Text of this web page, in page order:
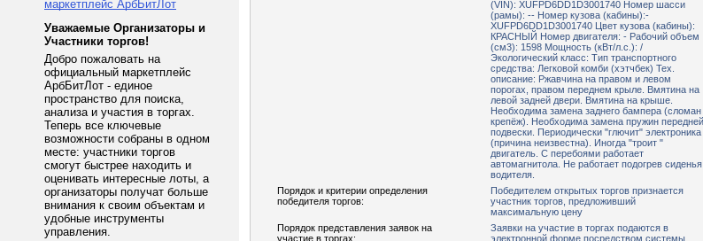
маркетплейс АрбБитЛот
Уважаемые Организаторы и
Участники торгов!
Добро пожаловать на
официальный маркетплейс
АрбБитЛот - единое
пространство для поиска,
анализа и участия в торгах.
Теперь все ключевые
возможности собраны в одном
месте: участники торгов
смогут быстрее находить и
оценивать интересные лоты, а
организаторы получат больше
внимания к своим объектам и
удобные инструменты
управления.
(VIN): ХUFРD6DD1D3001740 Номер шасси
(рамы): -- Номер кузова (кабины):-
ХUFРD6DD1D3001740 Цвет кузова (кабины):
КРАСНЫЙ Номер двигателя: - Рабочий объем
(см3): 1598 Мощность (кВт/л.с.): /
Экологический класс: Тип транспортного
средства: Легковой комби (хэтчбек) Тех.
описание: Ржавчина на правом и левом
порогах, правом переднем крыле. Вмятина на
левой задней двери. Вмятина на крыше.
Необходима замена заднего бампера (сломан
крепёж). Необходима замена пружин передней
подвески. Периодически "глючит" электроника
(причина неизвестна). Иногда "троит "
двигатель. С перебоями работает
автомагнитола. Не работает подогрев сиденья
водителя.
Порядок и критерии определения
победителя торгов:
Победителем открытых торгов признается
участник торгов, предложивший
максимальную цену
Порядок представления заявок на
участие в торгах:
Заявки на участие в торгах подаются в
электронной форме посредством системы